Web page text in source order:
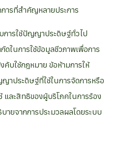
ารที่สำคัญหลายประการ
การใช้ปัญญาประดิษฐ์ทั่วไป
ในการใช้ข้อมูลชีวภาพเพื่อการ
บใช้กฎหมาย ข้อห้ามการให้
าประดิษฐ์ที่ใช้ในการจัดการหรือ
และสิทธิของผู้บริโภคในการร้อง
ายจากการประมวลผลโดยระบบ